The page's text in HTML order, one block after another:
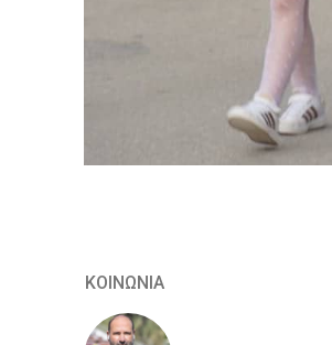
ΚΟΙΝΩΝΙΑ